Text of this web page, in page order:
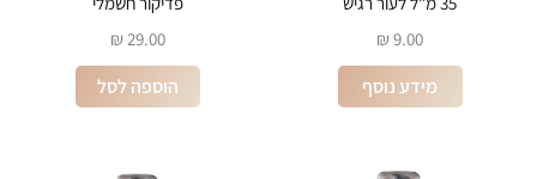
9.00
₪
מידע נוסף
29.00
₪
הוספה לסל